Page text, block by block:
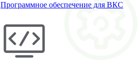
Программное обеспечение для ВКС